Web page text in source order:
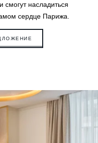
смогут насладиться
сердце Парижа.